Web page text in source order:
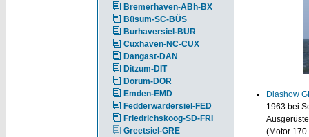
Bremerhaven-ABh-BX
Büsum-SC-BÜS
Burhaversiel-BUR
Cuxhaven-NC-CUX
Dangast-DAN
Ditzum-DIT
Dorum-DOR
Emden-EMD
Fedderwardersiel-FED
Friedrichskoog-SD-FRI
Greetsiel-GRE
Diashow
1963 bei
(Motor 170